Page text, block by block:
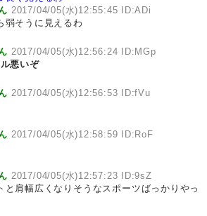
2017/04/05(水)12:55:45 ID:ADi
弱そうに見えるわ
2017/04/05(水)12:56:24 ID:MGp
悪いぞ
2017/04/05(水)12:56:53 ID:fVu
2017/04/05(水)12:58:59 ID:RoF
2017/04/05(水)12:57:23 ID:9sZ
と肩幅広くなりそうなスポーツばっかりやっ